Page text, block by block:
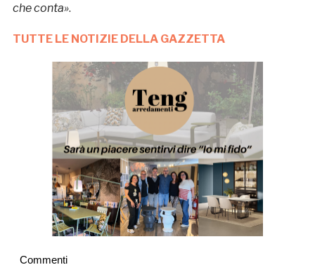
che conta».
TUTTE LE NOTIZIE DELLA GAZZETTA
Commenti